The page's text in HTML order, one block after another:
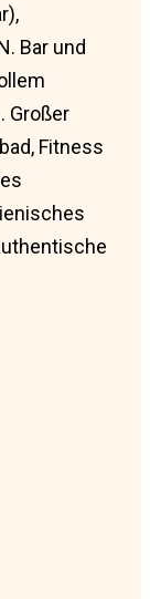
Bar und
Großer
Fitness